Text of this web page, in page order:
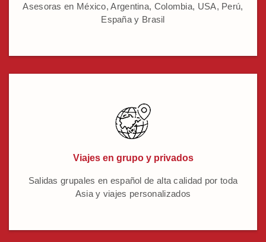
Asesoras en México, Argentina, Colombia, USA, Perú,
España y Brasil
Viajes en grupo y privados
Salidas grupales en español de alta calidad por toda
Asia y viajes personalizados